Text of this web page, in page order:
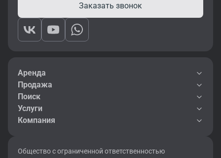
Заказать звонок
Аренда
Продажа
Поиск
Услуги
Компания
Общество с ограниченной ответственностью